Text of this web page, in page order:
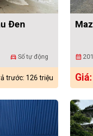
Đen
directions_car Số tự động
trước: 126 triệu
calendar_month